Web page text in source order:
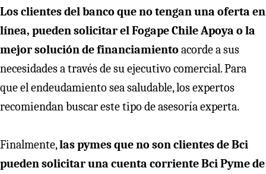
Los clientes del banco que no tengan una oferta en
línea, pueden solicitar el Fogape Chile Apoya o la
mejor solución de financiamiento acorde a sus
necesidades a través de su ejecutivo comercial. Para
que el endeudamiento sea saludable, los expertos
recomiendan buscar este tipo de asesoría experta.
Finalmente,las pymes que no son clientes de Bci
pueden solicitar una cuenta corriente Bci Pyme de